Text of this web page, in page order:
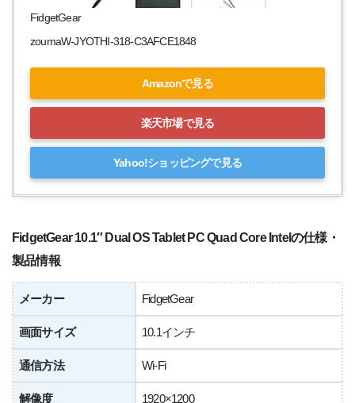
FidgetGear
zoumaW-JYOTHI-318-C3AFCE1848
Amazonで見る
楽天市場で見る
Yahoo!ショッピングで見る
FidgetGear 10.1″ Dual OS Tablet PC Quad Core Intelの仕様・
製品情報
メーカー FidgetGear
画面サイズ 10.1インチ
通信方法 Wi-Fi
解像度 1920×1200